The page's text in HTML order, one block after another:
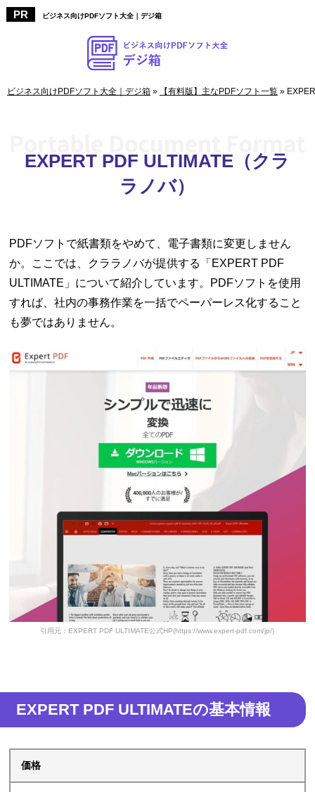
ビジネス向けPDFソフト大全｜デジ箱
ビジネス向けPDFソフト大全｜デジ箱 » 【有料版】主なPDFソフト一覧 »
EXPERT PDF ULTIMATE（クラ
ラノバ）
PDFソフトで紙書類をやめて、電子書類に変更しません
か。ここでは、クララノバが提供する「EXPERT PDF
ULTIMATE」について紹介しています。PDFソフトを使用
すれば、社内の事務作業を一括でペーパーレス化すること
も夢ではありません。
引用元：EXPERT PDF ULTIMATE公式HP(https://www.expert-pdf.com/jp/)
EXPERT PDF ULTIMATEの基本情報
価格